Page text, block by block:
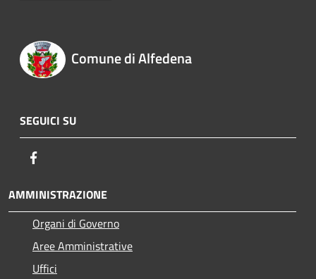
Comune di Alfedena
SEGUICI SU
AMMINISTRAZIONE
Organi di Governo
Aree Amministrative
Uffici